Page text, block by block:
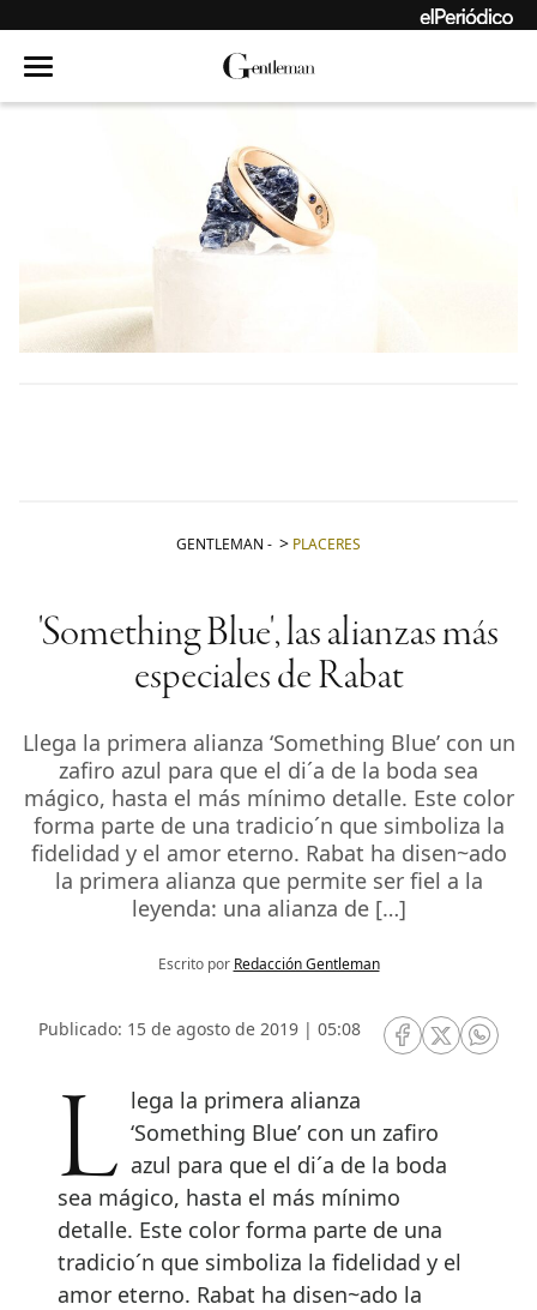
GENTLEMAN - PLACERES
'Something Blue', las alianzas más
especiales de Rabat
Llega la primera alianza ‘Something Blue’ con un
zafiro azul para que el di´a de la boda sea
mágico, hasta el más mínimo detalle. Este color
forma parte de una tradicio´n que simboliza la
fidelidad y el amor eterno. Rabat ha disen~ado
la primera alianza que permite ser fiel a la
leyenda: una alianza de […]
Escrito por Redacción Gentleman
Publicado: 15 de agosto de 2019 | 05:08
RRSS Facebook
RRSSRRSS
Llega la primera alianza ‘Something Blue’ con un zafiro
azul para que el di´a de la boda
sea mágico, hasta el más mínimo
detalle. Este color forma parte de una
tradicio´n que simboliza la fidelidad y el
amor eterno. Rabat ha disen~ado la